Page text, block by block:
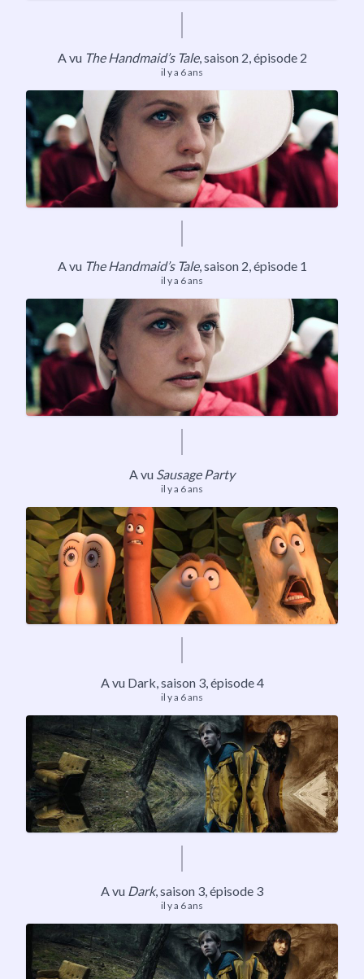
A vu The Handmaid’s Tale, saison 2, épisode 2
il y a 6 ans
A vu The Handmaid’s Tale, saison 2, épisode 1
il y a 6 ans
A vu Sausage Party
il y a 6 ans
A vu Dark, saison 3, épisode 4
il y a 6 ans
A vu Dark,saison 3, épisode 3
il y a 6 ans